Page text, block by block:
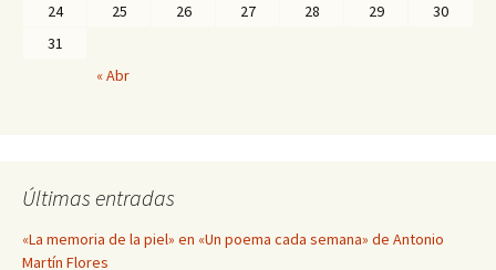
24
25 26 27 28 29
30
31
« Abr
Últimas entradas
«La memoria de la piel» en «Un poema cada semana» de Antonio
Martín Flores